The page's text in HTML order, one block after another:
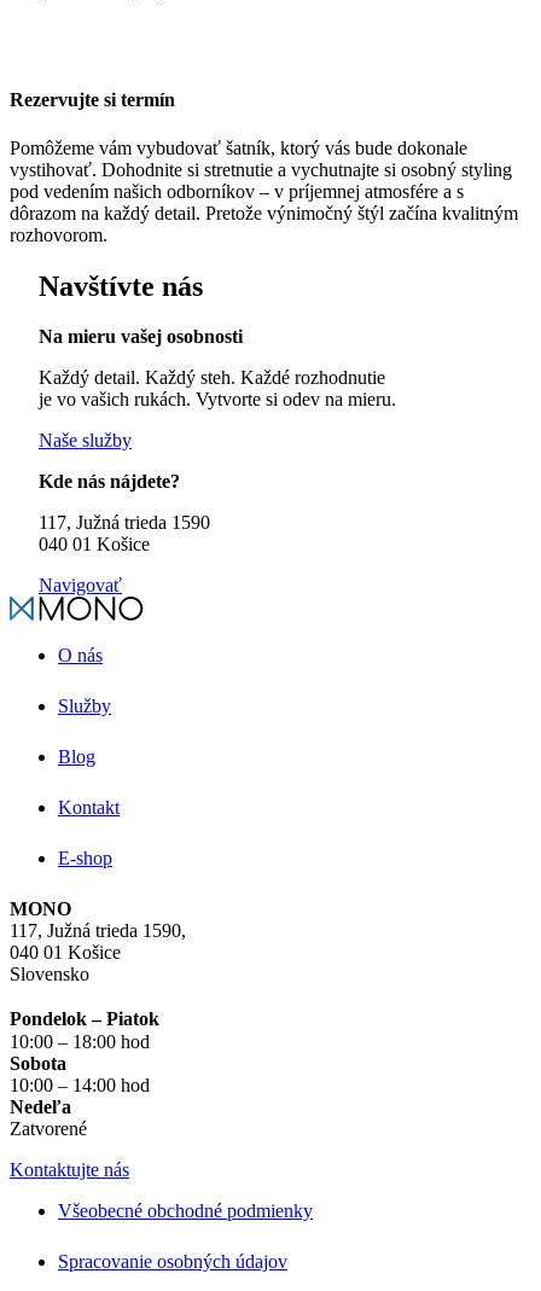
Rezervujte si termín
Pomôžeme vám vybudovať šatník, ktorý vás bude dokonale
vystihovať. Dohodnite si stretnutie a vychutnajte si osobný styling
pod vedením našich odborníkov – v príjemnej atmosfére a s
dôrazom na každý detail. Pretože výnimočný štýl začína kvalitným
rozhovorom.
Navštívte nás
Na mieru vašej osobnosti
Každý detail. Každý steh. Každé rozhodnutie
je vo vašich rukách. Vytvorte si odev na mieru.
Naše služby
Kde nás nájdete?
117, Južná trieda 1590
040 01 Košice
Navigovať
O nás
Služby
Blog
Kontakt
E-shop
MONO
117, Južná trieda 1590,
040 01 Košice
Slovensko
Pondelok – Piatok
10:00 – 18:00 hod
Sobota
10:00 – 14:00 hod
Nedeľa
Zatvorené
Kontaktujte nás
Všeobecné obchodné podmienky
Spracovanie osobných údajov